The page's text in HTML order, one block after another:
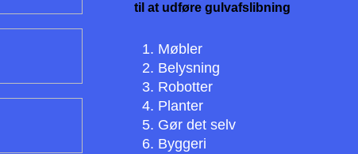
til at udføre gulvafslibning
Møbler
Belysning
Robotter
Planter
Gør det selv
Byggeri